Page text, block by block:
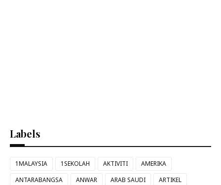
Labels
1MALAYSIA 1SEKOLAH AKTIVITI
AMERIKA
ANTARABANGSA
ANWAR ARAB SAUDI
ARTIKEL